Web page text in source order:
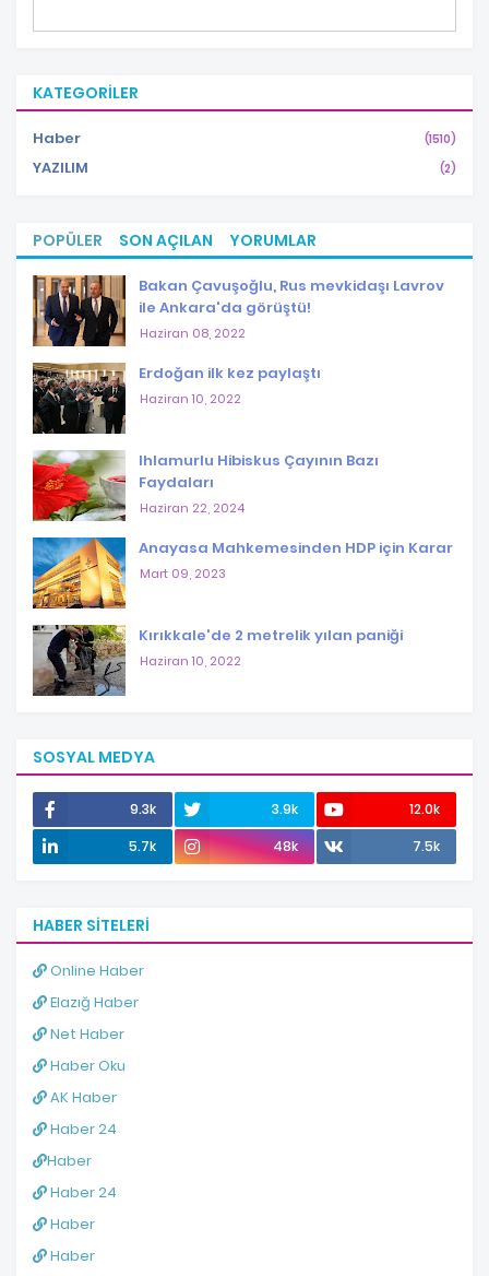
KATEGORILER
Haber (1510)
YAZILIM (2)
POPÜLER SON AÇILAN YORUMLAR
Bakan Çavuşoğlu, Rus mevkidaşı Lavrov
ile Ankara'da görüştü!
Haziran 08, 2022
Erdoğan ilk kez paylaştı
Haziran 10, 2022
Ihlamurlu Hibiskus Çayının Bazı
Faydaları
Haziran 22, 2024
Anayasa Mahkemesinden HDP için Karar
Mart 09, 2023
Kırıkkale'de 2 metrelik yılan paniği
Haziran 10, 2022
SOSYAL MEDYA
9.3k 3.9k
12.0k
5.7k
48k 7.5k
HABER SITELERI
Online Haber
Elazığ Haber
Net Haber
Haber Oku
AK Haber
Haber 24
Haber
Haber 24
Haber
Haber